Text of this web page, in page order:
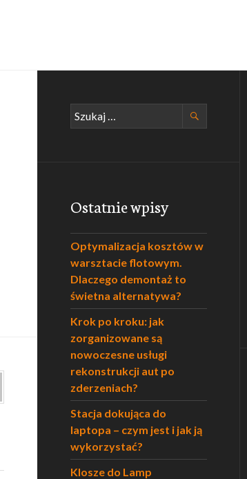
Szukaj:
Ostatnie wpisy
Optymalizacja kosztów w
warsztacie flotowym.
Dlaczego demontaż to
świetna alternatywa?
Krok po kroku: jak
zorganizowane są
nowoczesne usługi
rekonstrukcji aut po
zderzeniach?
Stacja dokująca do
laptopa – czym jest i jak ją
wykorzystać?
Klosze do Lamp